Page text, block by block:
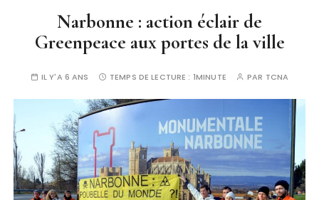
Narbonne : action éclair de
Greenpeace aux portes de la ville
IL Y'A 6 ANS TEMPS DE LECTURE : 1MINUTE PAR TCNA